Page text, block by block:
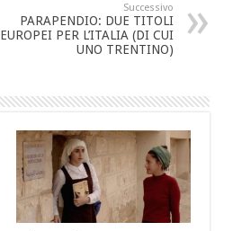
Successivo
PARAPENDIO: DUE TITOLI
EUROPEI PER L’ITALIA (DI CUI
UNO TRENTINO)